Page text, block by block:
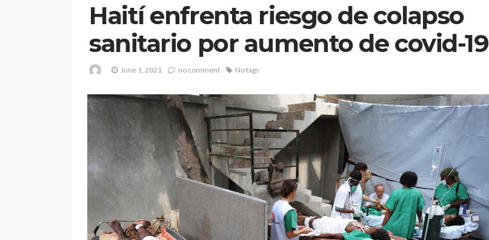
Haití enfrenta riesgo de colapso
sanitario por aumento de covid-19
June 1, 2021 no comment No tags